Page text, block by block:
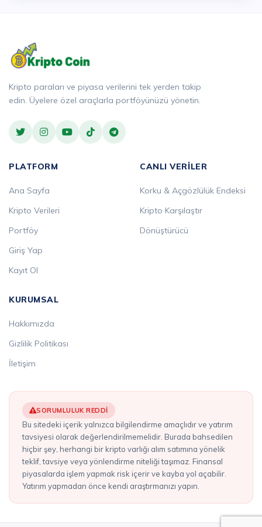
Kripto paraları ve piyasa verilerini tek yerden takip
edin. Üyelere özel araçlarla portföyünüzü yönetin.
PLATFORM
Ana Sayfa
Kripto Verileri
Portföy
Giriş Yap
Kayıt Ol
CANLI VERILER
Korku & Açgözlülük Endeksi
Kripto Karşılaştır
Dönüştürücü
KURUMSAL
Hakkımızda
Gizlilik Politikası
İletişim
SORUMLULUK REDDI
Bu sitedeki içerik yalnızca bilgilendirme amaçlıdır ve yatırım
tavsiyesi olarak değerlendirilmemelidir. Burada bahsedilen
hiçbir şey, herhangi bir kripto varlığı alım satımına yönelik
teklif, tavsiye veya yönlendirme niteliği taşımaz. Finansal
piyasalarda işlem yapmak risk içerir ve kayba yol açabilir.
Yatırım yapmadan önce kendi araştırmanızı yapın.